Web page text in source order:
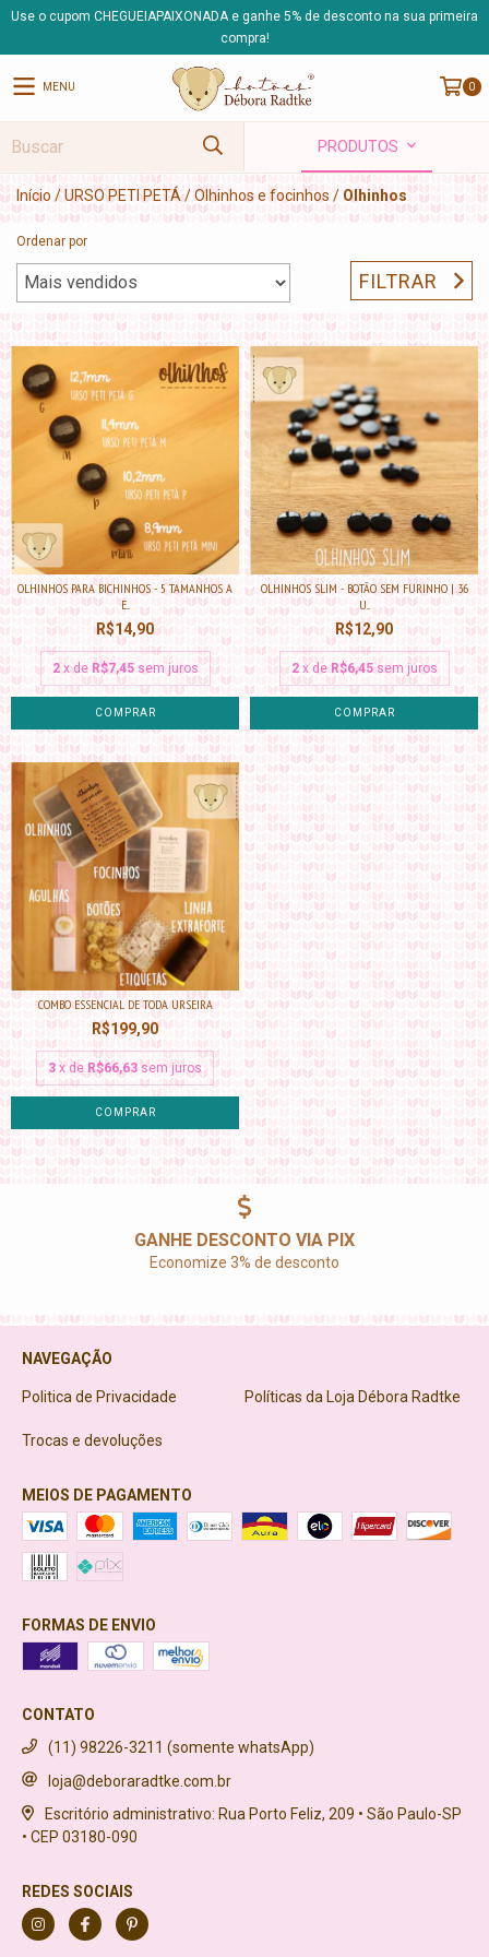
Use o cupom CHEGUEIAPAIXONADA e ganhe 5% de desconto na sua primeira
compra!
MENU 0
PRODUTOS
Início /URSO PETI PETÁ/Olhinhos e focinhos / Olhinhos
Ordenar por
FILTRAR
OLHINHOS PARA BICHINHOS - 5 TAMANHOS A
E...
R$14,90
2 x de R$7,45 sem juros
COMPRAR
OLHINHOS SLIM - BOTÃO SEM FURINHO | 36
U...
R$12,90
2 x de R$6,45 sem juros
COMPRAR
COMBO ESSENCIAL DE TODA URSEIRA
R$199,90
3 x de R$66,63 sem juros
GANHE DESCONTO VIA PIX
Economize 3% de desconto
NAVEGAÇÃO
Politica de Privacidade Políticas da Loja Débora Radtke
Trocas e devoluções
MEIOS DE PAGAMENTO
FORMAS DE ENVIO
CONTATO
(11) 98226-3211 (somente whatsApp)
loja@deboraradtke.com.br
Escritório administrativo: Rua Porto Feliz, 209 • São Paulo-SP
• CEP 03180-090
REDES SOCIAIS